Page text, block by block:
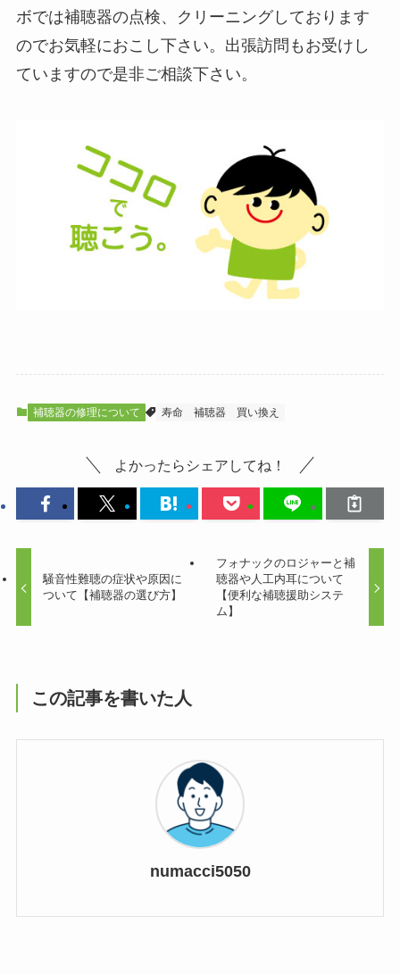
ボでは補聴器の点検、クリーニングしております
のでお気軽におこし下さい。出張訪問もお受けし
ていますので是非ご相談下さい。
補聴器の修理について 寿命 補聴器 買い換え
よかったらシェアしてね！
騒音性難聴の症状や原因に
ついて【補聴器の選び方】
フォナックのロジャーと補
聴器や人工内耳について
【便利な補聴援助システ
ム】
この記事を書いた人
numacci5050